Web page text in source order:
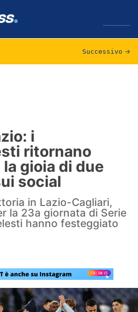
Successivo →
i
ritornano
gioia di due
social
in Lazio-Cagliari,
la 23a giornata di Serie
hanno festeggiato